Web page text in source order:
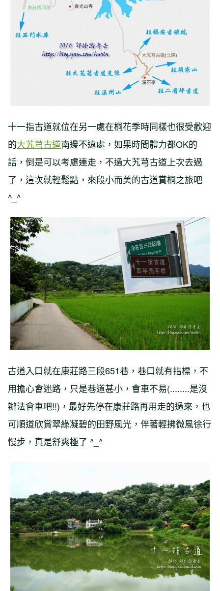
十一指古道就位在另一處在桐花季時同樣也很受歡迎
的大艽芎古道南邊不遠處，如果時間體力都OK的
話，倒是可以考慮連走，不過大艽芎古道上次去過
了，這次就輕鬆點，來段小而美的古道賞桐之旅吧
^_^
古道入口就在康莊路三段651巷，巷口就有指標，不
用擔心會迷路，只是巷道甚小，會車不易(........是沒
辦法會車吧!!)，最好先停在康莊路再用走的過來，也
可順道欣賞翠綠凝碧的田野風光，伴著輕拂微風徐行
慢步，真是舒爽極了 ^_^